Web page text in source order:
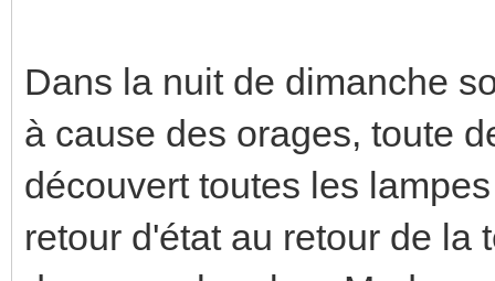
Dans la nuit de dimanche
à cause des orages, toute
découvert toutes les
retour d'état au retour de la